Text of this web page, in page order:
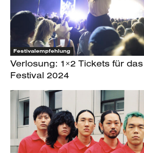
Festivalempfehlung
Verlosung: 1×2 Tickets für
Festival 2024